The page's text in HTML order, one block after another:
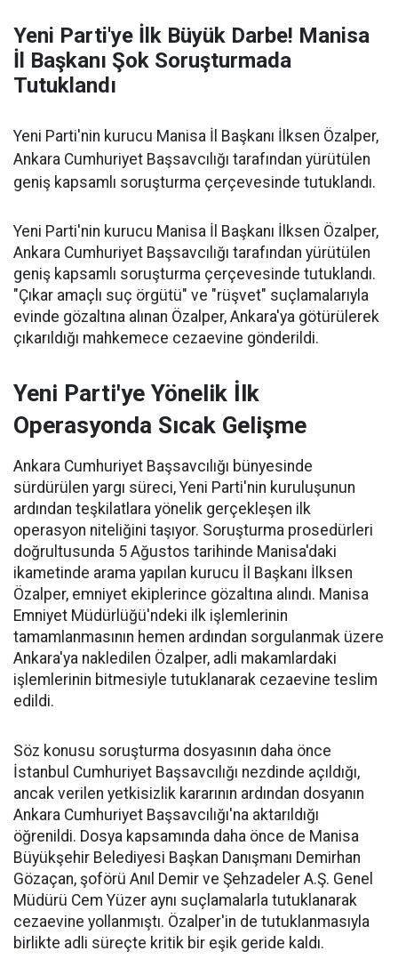
Yeni Parti'ye İlk Büyük Darbe! Manisa
İl Başkanı Şok Soruşturmada
Tutuklandı
Yeni Parti'nin kurucu Manisa İl Başkanı İlksen Özalper,
Ankara Cumhuriyet Başsavcılığı tarafından yürütülen
geniş kapsamlı soruşturma çerçevesinde tutuklandı.
Yeni Parti'nin kurucu Manisa İl Başkanı İlksen Özalper,
Ankara Cumhuriyet Başsavcılığı tarafından yürütülen
geniş kapsamlı soruşturma çerçevesinde tutuklandı.
"Çıkar amaçlı suç örgütü" ve "rüşvet" suçlamalarıyla
evinde gözaltına alınan Özalper, Ankara'ya götürülerek
çıkarıldığı mahkemece cezaevine gönderildi.
Yeni Parti'ye Yönelik İlk
Operasyonda Sıcak Gelişme
Ankara Cumhuriyet Başsavcılığı bünyesinde
sürdürülen yargı süreci, Yeni Parti'nin kuruluşunun
ardından teşkilatlara yönelik gerçekleşen ilk
operasyon niteliğini taşıyor. Soruşturma prosedürleri
doğrultusunda 5 Ağustos tarihinde Manisa'daki
ikametinde arama yapılan kurucu İl Başkanı İlksen
Özalper, emniyet ekiplerince gözaltına alındı. Manisa
Emniyet Müdürlüğü'ndeki ilk işlemlerinin
tamamlanmasının hemen ardından sorgulanmak üzere
Ankara'ya nakledilen Özalper, adli makamlardaki
işlemlerinin bitmesiyle tutuklanarak cezaevine teslim
edildi.
Söz konusu soruşturma dosyasının daha önce
İstanbul Cumhuriyet Başsavcılığı nezdinde açıldığı,
ancak verilen yetkisizlik kararının ardından dosyanın
Ankara Cumhuriyet Başsavcılığı'na aktarıldığı
öğrenildi. Dosya kapsamında daha önce de Manisa
Büyükşehir Belediyesi Başkan Danışmanı Demirhan
Gözaçan, şoförü Anıl Demir ve Şehzadeler A.Ş. Genel
Müdürü Cem Yüzer aynı suçlamalarla tutuklanarak
cezaevine yollanmıştı. Özalper'in de tutuklanmasıyla
birlikte adli süreçte kritik bir eşik geride kaldı.